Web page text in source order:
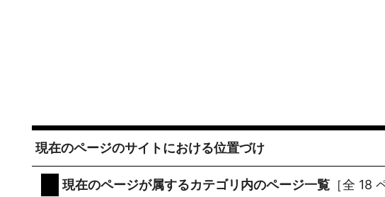
現在のページのサイトにおける位置づけ
現在のページが属するカテゴリ内のページ一覧 ［全 18